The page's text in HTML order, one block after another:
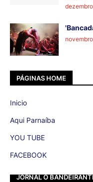
PÁGINAS HOME
Inicio
Aqui Parnaíba
YOU TUBE
FACEBOOK
JORNAL O